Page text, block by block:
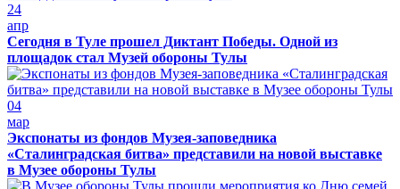
24
апр
Сегодня в Туле прошел Диктант Победы. Одной из
площадок стал Музей обороны Тулы
04
мар
Экспонаты из фондов Музея-заповедника
«Сталинградская битва» представили на новой выставке
в Музее обороны Тулы